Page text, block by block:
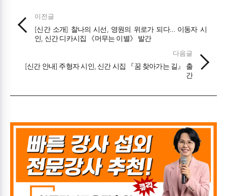
이전글
[신간 소개] 찰나의 시선, 영원의 위로가 되다… 이동자 시
인, 신간 디카시집 《머무는 이별》 발간
다음글
[신간 안내] 주형자 시인, 신간 시집 『꿈 찾아가는 길』 출
간